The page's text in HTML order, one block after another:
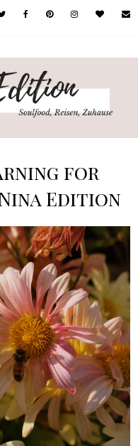
for
Edition